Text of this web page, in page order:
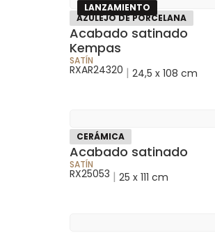
LANZAMIENTO
AZULEJO DE PORCELANA
Acabado satinado
Kempas
SATÍN
RXAR24320 | 24,5 x 108 cm
CERÁMICA
Acabado satinado
SATÍN
RX25053 | 25 x 111 cm